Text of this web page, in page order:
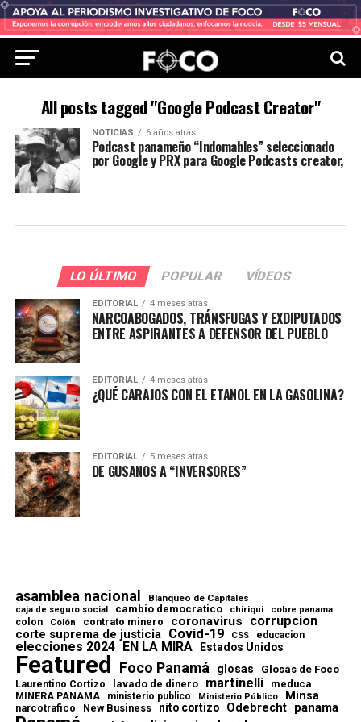
All posts tagged "Google Podcast Creator"
NOTICIAS 6 años atrás
Podcast panameño “Indomables” seleccionado
por Google y PRX para Google Podcasts creator,
LO ÚLTIMO POPULAR VÍDEOS
EDITORIAL 4 meses atrás
NARCOABOGADOS, TRÁNSFUGAS Y EXDIPUTADOS
ENTRE ASPIRANTES A DEFENSOR DEL PUEBLO
EDITORIAL 4 meses atrás
¿QUÉ CARAJOS CON EL ETANOL EN LA GASOLINA?
EDITORIAL 5 meses atrás
DE GUSANOS A “INVERSORES”
asamblea nacional Blanqueo de Capitales
caja de seguro social cambio democratico chiriqui cobre panama
colon Colón contrato minero coronavirus corrupcion
corte suprema de justicia Covid-19 CSS educacion
elecciones 2024 EN LA MIRA Estados Unidos
Featured Foco Panamá glosas Glosas de Foco
Laurentino Cortizo lavado de dinero martinelli meduca
MINERA PANAMA ministerio publico Ministerio Público Minsa
narcotrafico New Business nito cortizo Odebrecht panama